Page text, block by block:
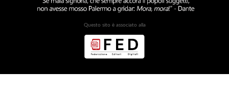
Questo sito è associato alla